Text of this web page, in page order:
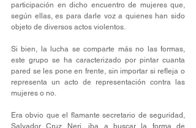
participación en dicho encuentro de mujeres que,
según ellas, es para darle voz a quienes han sido
objeto de diversos actos violentos.
Si bien, la lucha se comparte más no las formas,
este grupo se ha caracterizado por pintar cuanta
pared se les pone en frente, sin importar si refleja o
representa un acto de representación contra las
mujeres o no.
Era obvio que el flamante secretario de seguridad,
Salvador Cruz Neri, iba a buscar la forma de